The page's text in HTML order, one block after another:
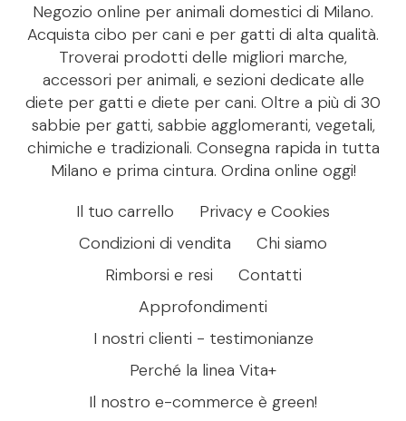
Negozio online per animali domestici di Milano.
Acquista cibo per cani e per gatti di alta qualità.
Troverai prodotti delle migliori marche,
accessori per animali, e sezioni dedicate alle
diete per gatti e diete per cani. Oltre a più di 30
sabbie per gatti, sabbie agglomeranti, vegetali,
chimiche e tradizionali. Consegna rapida in tutta
Milano e prima cintura. Ordina online oggi!
Il tuo carrello
Privacy e Cookies
Condizioni di vendita
Chi siamo
Rimborsi e resi
Contatti
Approfondimenti
I nostri clienti - testimonianze
Perché la linea Vita+
Il nostro e-commerce è green!